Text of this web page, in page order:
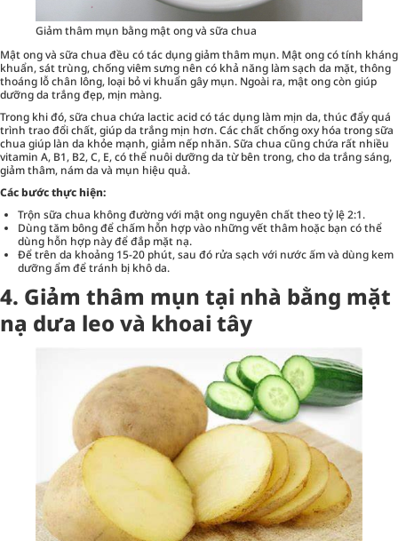
Giảm thâm mụn bằng mật ong và sữa chua
Mật ong và sữa chua đều có tác dụng giảm thâm mụn. Mật ong có tính kháng
khuẩn, sát trùng, chống viêm sưng nên có khả năng làm sạch da mặt, thông
thoáng lỗ chân lông, loại bỏ vi khuẩn gây mụn. Ngoài ra, mật ong còn giúp
dưỡng da trắng đẹp, mịn màng.
Trong khi đó, sữa chua chứa lactic acid có tác dụng làm mịn da, thúc đẩy quá
trình trao đổi chất, giúp da trắng mịn hơn. Các chất chống oxy hóa trong sữa
chua giúp làn da khỏe mạnh, giảm nếp nhăn. Sữa chua cũng chứa rất nhiều
vitamin A, B1, B2, C, E, có thể nuôi dưỡng da từ bên trong, cho da trắng sáng,
giảm thâm, nám da và mụn hiệu quả.
Các bước thực hiện:
Trộn sữa chua không đường với mật ong nguyên chất theo tỷ lệ 2:1.
Dùng tăm bông để chấm hỗn hợp vào những vết thâm hoặc bạn có thể
dùng hỗn hợp này để đắp mặt nạ.
Để trên da khoảng 15-20 phút, sau đó rửa sạch với nước ấm và dùng kem
dưỡng ẩm để tránh bị khô da.
4. Giảm thâm mụn tại nhà bằng mặt
nạ dưa leo và khoai tây